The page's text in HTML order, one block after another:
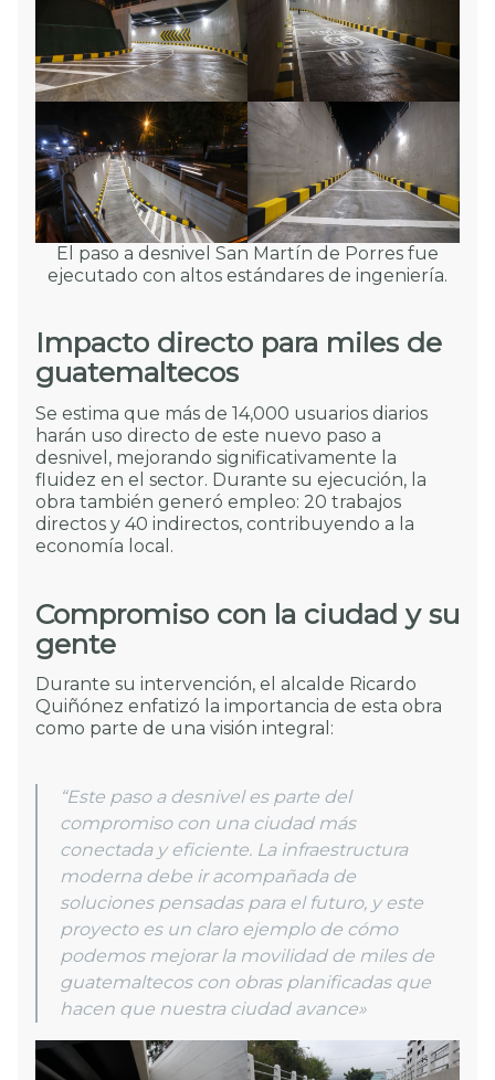
El paso a desnivel San Martín de Porres fue
ejecutado con altos estándares de ingeniería.
Impacto directo para miles de
guatemaltecos
Se estima que más de 14,000 usuarios diarios
harán uso directo de este nuevo paso a
desnivel, mejorando significativamente la
fluidez en el sector. Durante su ejecución, la
obra también generó empleo: 20 trabajos
directos y 40 indirectos, contribuyendo a la
economía local.
Compromiso con la ciudad y su
gente
Durante su intervención, el alcalde Ricardo
Quiñónez enfatizó la importancia de esta obra
como parte de una visión integral:
“Este paso a desnivel es parte del
compromiso con una ciudad más
conectada y eficiente. La infraestructura
moderna debe ir acompañada de
soluciones pensadas para el futuro, y este
proyecto es un claro ejemplo de cómo
podemos mejorar la movilidad de miles de
guatemaltecos con obras planificadas que
hacen que nuestra ciudad avance»